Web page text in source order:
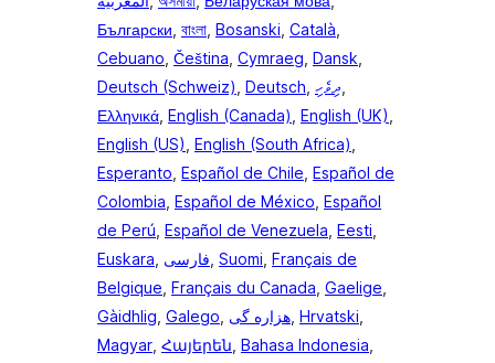
Български, বাংলা, Bosanski, Català,
Cebuano, Čeština, Cymraeg, Dansk,
Deutsch (Schweiz), Deutsch, ދިވެހި,
Ελληνικά, English (Canada), English (UK),
English (US), English (South Africa),
Esperanto, Español de Chile, Español de
Colombia, Español de México, Español
de Perú, Español de Venezuela, Eesti,
Euskara, فارسی, Suomi, Français de
Belgique, Français du Canada, Gaelige,
Gàidhlig, Galego, هزاره گی, Hrvatski,
Magyar, Հայերեն, Bahasa Indonesia,